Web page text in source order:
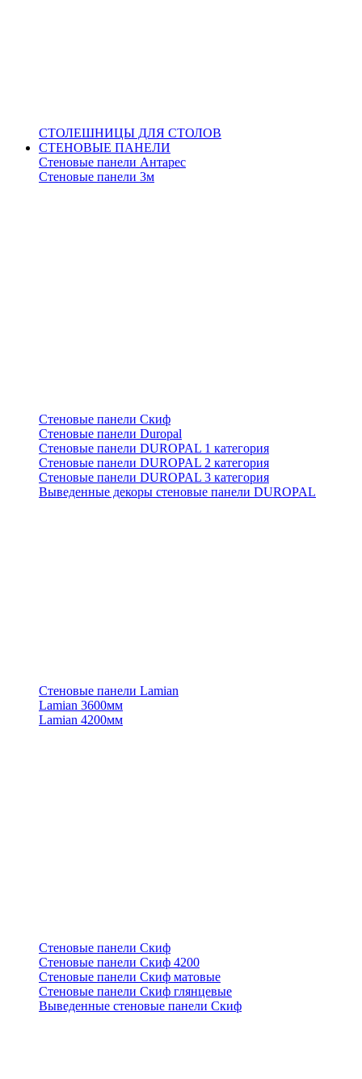
СТОЛЕШНИЦЫ ДЛЯ СТОЛОВ
СТЕНОВЫЕ ПАНЕЛИ
Стеновые панели Антарес
Стеновые панели 3м
Стеновые панели Скиф
Стеновые панели Duropal
Стеновые панели DUROPAL 1 категория
Стеновые панели DUROPAL 2 категория
Стеновые панели DUROPAL 3 категория
Выведенные декоры стеновые панели DUROPAL
Стеновые панели Lamian
Lamian 3600мм
Lamian 4200мм
Стеновые панели Скиф
Стеновые панели Скиф 4200
Стеновые панели Скиф матовые
Стеновые панели Скиф глянцевые
Выведенные стеновые панели Скиф